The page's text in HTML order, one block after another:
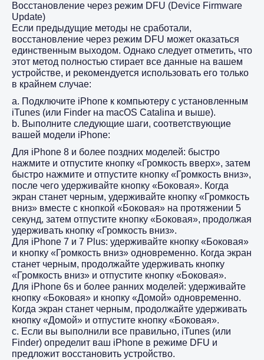
Восстановление через режим DFU (Device Firmware
Update)
Если предыдущие методы не сработали,
восстановление через режим DFU может оказаться
единственным выходом. Однако следует отметить, что
этот метод полностью стирает все данные на вашем
устройстве, и рекомендуется использовать его только
в крайнем случае:
а. Подключите iPhone к компьютеру с установленным
iTunes (или Finder на macOS Catalina и выше).
b. Выполните следующие шаги, соответствующие
вашей модели iPhone:
Для iPhone 8 и более поздних моделей: быстро
нажмите и отпустите кнопку «Громкость вверх», затем
быстро нажмите и отпустите кнопку «Громкость вниз»,
после чего удерживайте кнопку «Боковая». Когда
экран станет черным, удерживайте кнопку «Громкость
вниз» вместе с кнопкой «Боковая» на протяжении 5
секунд, затем отпустите кнопку «Боковая», продолжая
удерживать кнопку «Громкость вниз».
Для iPhone 7 и 7 Plus: удерживайте кнопку «Боковая»
и кнопку «Громкость вниз» одновременно. Когда экран
станет черным, продолжайте удерживать кнопку
«Громкость вниз» и отпустите кнопку «Боковая».
Для iPhone 6s и более ранних моделей: удерживайте
кнопку «Боковая» и кнопку «Домой» одновременно.
Когда экран станет черным, продолжайте удерживать
кнопку «Домой» и отпустите кнопку «Боковая».
c. Если вы выполнили все правильно, iTunes (или
Finder) определит ваш iPhone в режиме DFU и
предложит восстановить устройство.